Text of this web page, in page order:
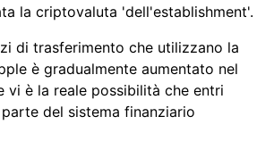
la criptovaluta 'dell'establishment'.
di trasferimento che utilizzano la
è gradualmente aumentato nel
vi è la reale possibilità che entri
del sistema finanziario